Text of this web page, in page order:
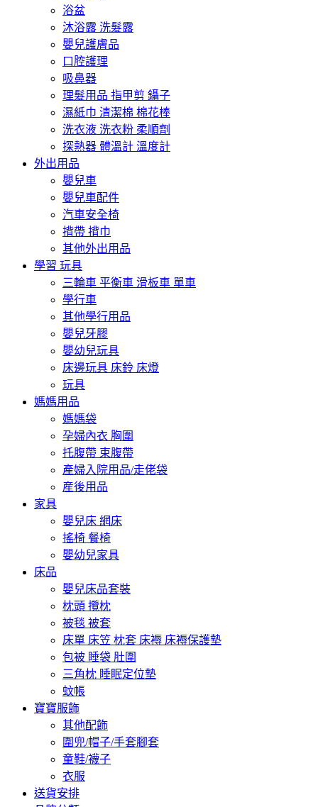
浴盆
沐浴露 洗髮露
嬰兒護膚品
口腔護理
吸鼻器
理髮用品 指甲剪 鑷子
濕紙巾 清潔棉 棉花棒
洗衣液 洗衣粉 柔順劑
探熱器 體溫計 溫度計
外出用品
嬰兒車
嬰兒車配件
汽車安全椅
揹帶 揹巾
其他外出用品
學習 玩具
三輪車 平衡車 滑板車 單車
學行車
其他學行用品
嬰兒牙膠
嬰幼兒玩具
床邊玩具 床鈴 床燈
玩具
媽媽用品
媽媽袋
孕婦內衣 胸圍
托腹帶 束腹帶
產婦入院用品/走佬袋
産後用品
家具
嬰兒床 網床
搖椅 餐椅
嬰幼兒家具
床品
嬰兒床品套裝
枕頭 攬枕
被毯 被套
床單 床笠 枕套 床褥 床褥保護墊
包被 睡袋 肚圍
三角枕 睡眠定位墊
蚊帳
寶寶服飾
其他配飾
圍兜/帽子/手套腳套
童鞋/襪子
衣服
送貨安排